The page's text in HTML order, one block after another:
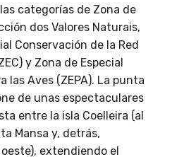
categorías de Zona de
dos Valores Naturais,
Conservación de la Red
y Zona de Especial
las Aves (ZEPA). La punta
de unas espectaculares
entre la isla Coelleira (al
Mansa y, detrás,
extendiendo el